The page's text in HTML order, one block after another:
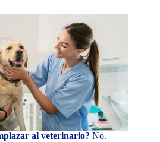
al veterinario? No.